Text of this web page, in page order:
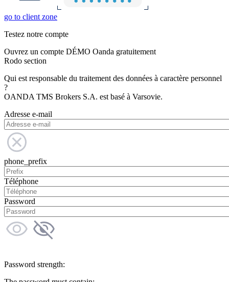
go to client zone
Testez notre compte
Ouvrez un compte DÉMO Oanda gratuitement
Rodo section
Qui est responsable du traitement des données à caractère personnel
?
OANDA TMS Brokers S.A. est basé à Varsovie.
Adresse e-mail
phone_prefix
Téléphone
Password
Password strength: